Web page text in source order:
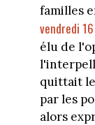
familles
vendredi
élu de
quittait
par les
alors